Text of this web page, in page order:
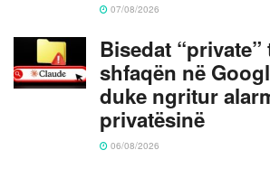
07/08/2026
Bisedat “private”
shfaqën në
duke ngritur
privatësinë
06/08/2026